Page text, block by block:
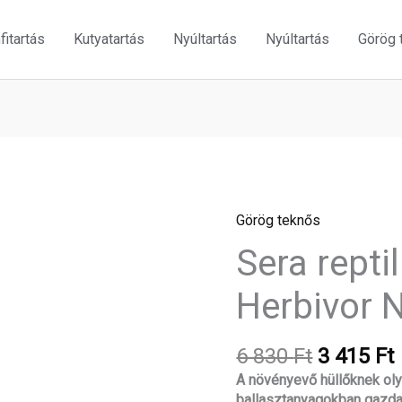
Kutyatartás Nyúltartás Nyúltartás Görög
Görög teknős
Sera
Herbivor
6 830Ft
Original
was:
6
830 Ft.
3 415 Ft
3
A növényevő hüllőknek
Sera
Professional
Nature
1000
mennyiség